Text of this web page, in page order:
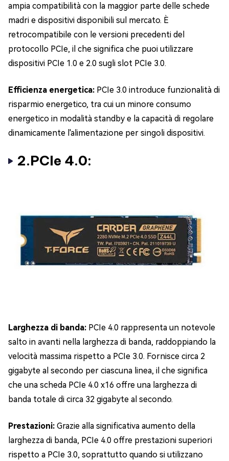
ampia compatibilità con la maggior parte delle schede
madri e dispositivi disponibili sul mercato. È
retrocompatibile con le versioni precedenti del
protocollo PCIe, il che significa che puoi utilizzare
dispositivi PCIe 1.0 e 2.0 sugli slot PCIe 3.0.
Efficienza energetica: PCIe 3.0 introduce funzionalità di
risparmio energetico, tra cui un minore consumo
energetico in modalità standby e la capacità di regolare
dinamicamente l'alimentazione per singoli dispositivi.
2.PCIe 4.0:
Larghezza di banda: PCIe 4.0 rappresenta un notevole
salto in avanti nella larghezza di banda, raddoppiando la
velocità massima rispetto a PCIe 3.0. Fornisce circa 2
gigabyte al secondo per ciascuna linea, il che significa
che una scheda PCIe 4.0 x16 offre una larghezza di
banda totale di circa 32 gigabyte al secondo.
Prestazioni: Grazie alla significativa aumento della
larghezza di banda, PCIe 4.0 offre prestazioni superiori
rispetto a PCIe 3.0, soprattutto quando si utilizzano